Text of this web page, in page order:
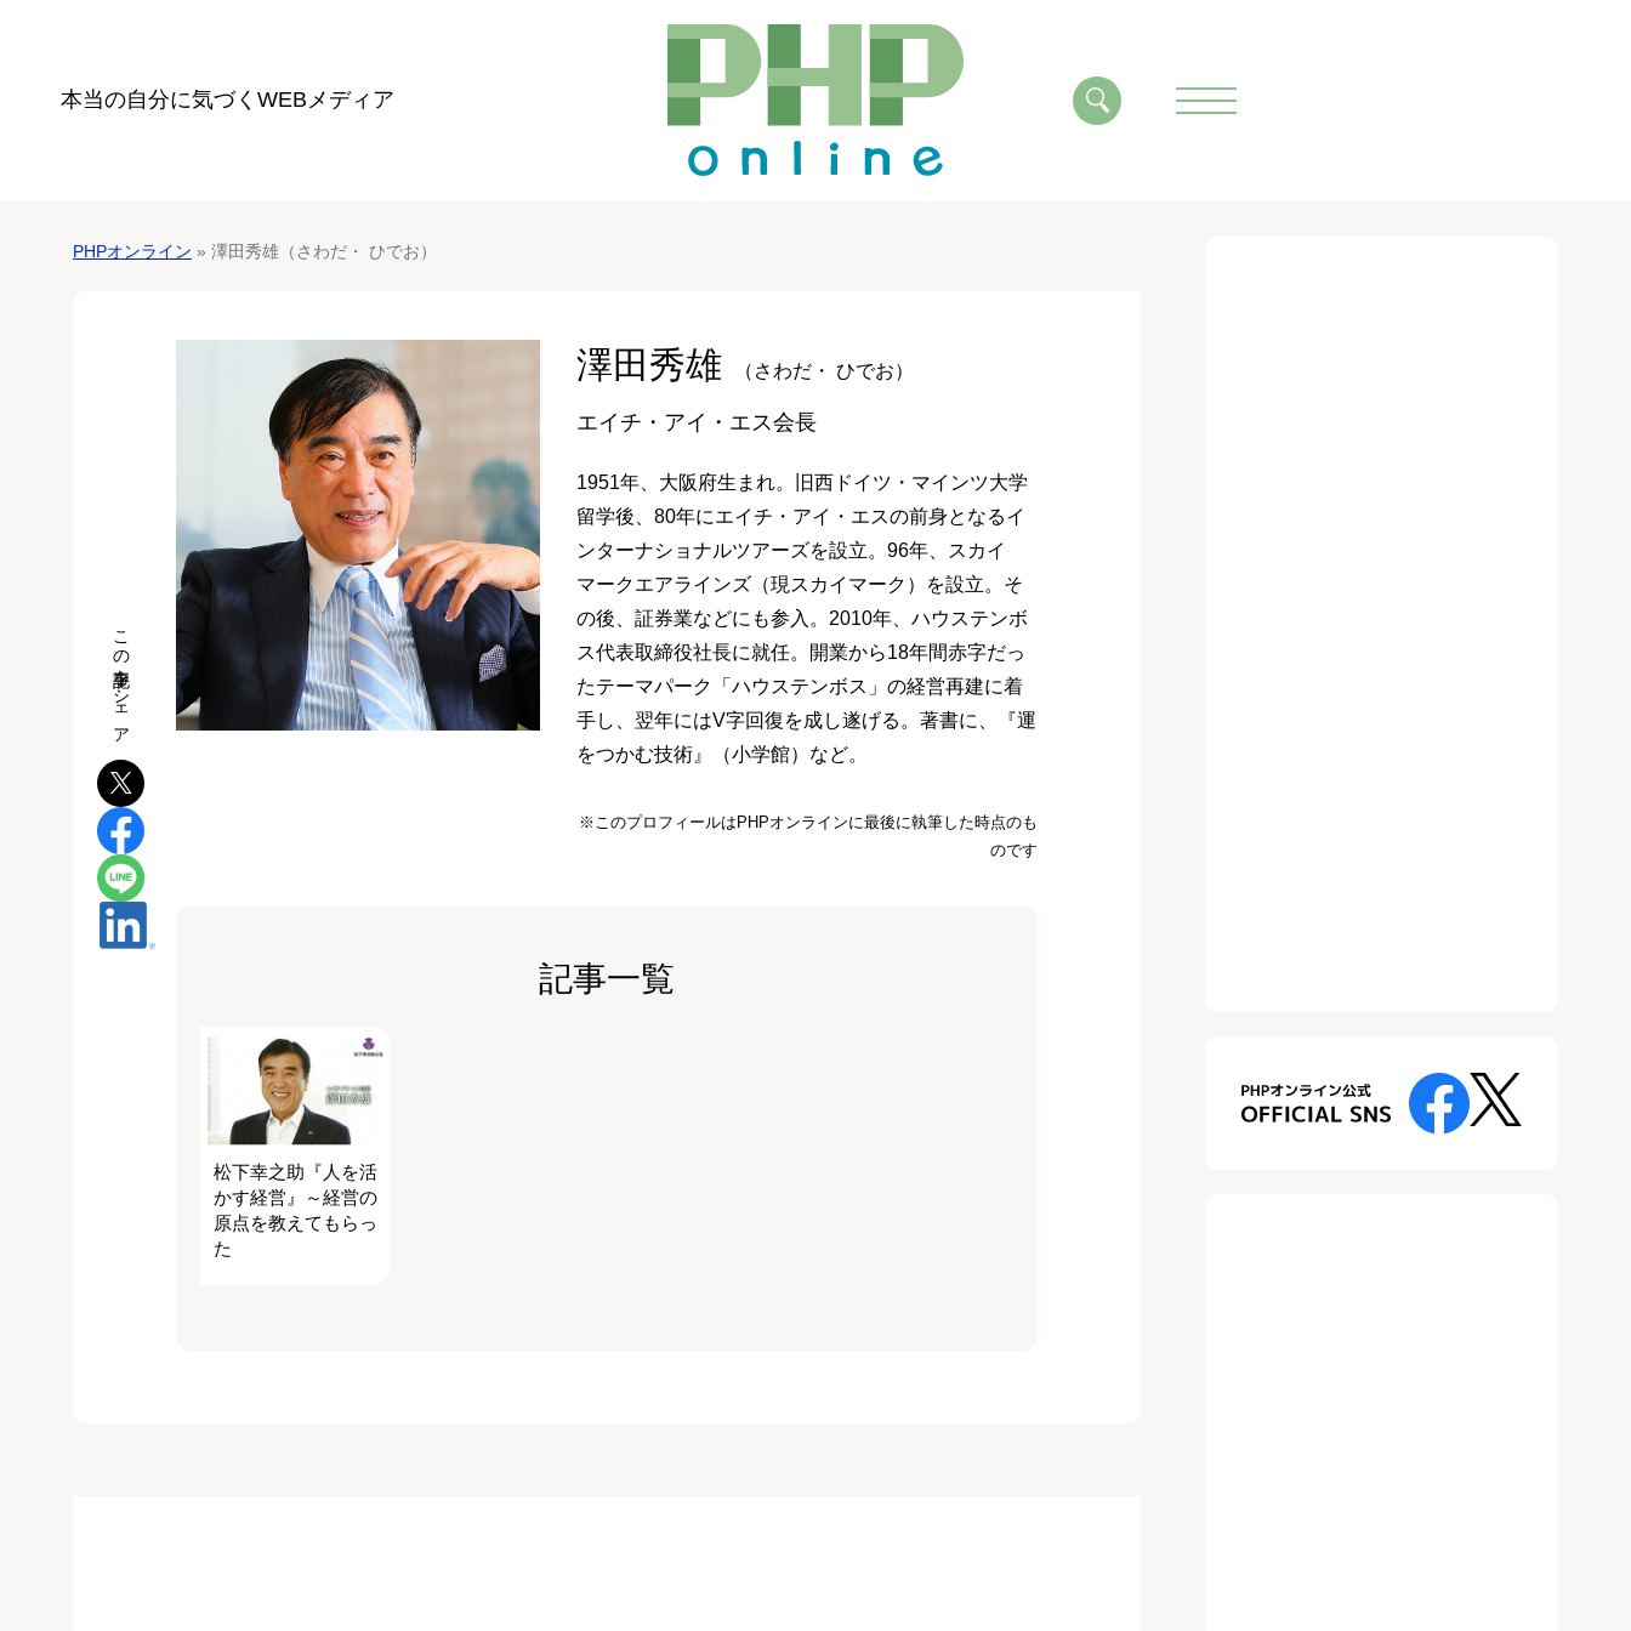
本当の自分に気づく WEBメディア
PHPオンライン » 澤田秀雄（さわだ・ ひでお）
澤田秀雄 （さわだ・ ひでお）
エイチ・アイ・エス会長
1951年、大阪府生まれ。旧西ドイツ・マインツ大学
留学後、80年にエイチ・アイ・エスの前身となるイ
ンターナショナルツアーズを設立。96年、スカイ
マークエアラインズ（現スカイマーク）を設立。そ
の後、証券業などにも参入。2010年、ハウステンボ
ス代表取締役社長に就任。開業から18年間赤字だっ
たテーマパーク「ハウステンボス」の経営再建に着
手し、翌年にはV字回復を成し遂げる。著書に、『運
をつかむ技術』（小学館）など。
※このプロフィールはPHPオンラインに最後に執筆した時点のも
のです
記事一覧
松下幸之助『人を活
かす経営』～経営の
原点を教えてもらっ
た
この記事をシェア